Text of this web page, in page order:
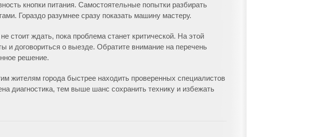
кнопки питания. Самостоятельные попытки разбирать
Гораздо разумнее сразу показать машину мастеру.
стоит ждать, пока проблема станет критической. На этой
и договориться о выезде. Обратите внимание на перечень
решение.
жителям города быстрее находить проверенных специалистов
диагностика, тем выше шанс сохранить технику и избежать